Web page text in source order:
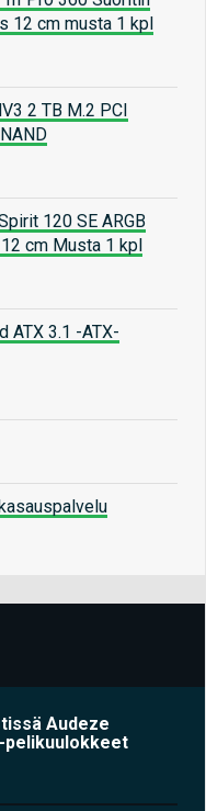
12 cm musta 1 kpl
2 TB M.2 PCI
120 SE ARGB
cm Musta 1 kpl
ATX 3.1 -ATX-
Audeze
pelikuulokkeet